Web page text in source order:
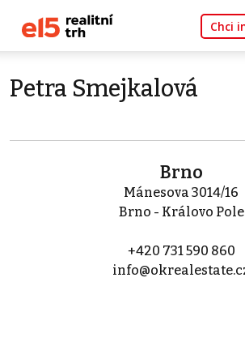
Chci
Petra Smejkalová
Brno
Mánesova 3014/16
Brno - Královo Pole
+420 731 590 860